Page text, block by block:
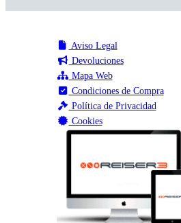
Aviso Legal
Devoluciones
Mapa Web
Condiciones de Compra
Política de Privacidad
Cookies